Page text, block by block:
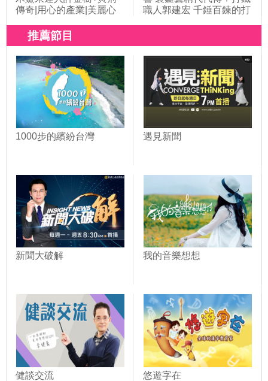
傳奇|用心的產業|美麗心
職人郭建宏 千錘百鍊的打
推薦節目
1000步的繽紛台灣 遇見新聞
新聞大破解 我的音樂想想
健談交流 悠遊字在